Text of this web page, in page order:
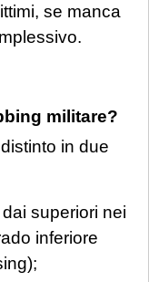
se manca
militare?
in due
superiori nei
inferiore